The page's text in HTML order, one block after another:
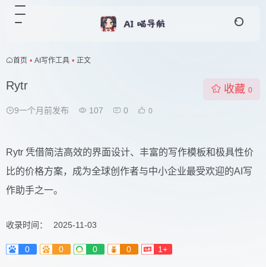
首页 • AI写作工具 • 正文
Rytr
9一个月前发布 107 0 0
收藏 0
Rytr 凭借简洁高效的界面设计、丰富的写作模板和极具性价
比的价格方案，成为全球创作者与中小企业最受欢迎的AI写
作助手之一。
收录时间： 2025-11-03
0 0 0 0 1+